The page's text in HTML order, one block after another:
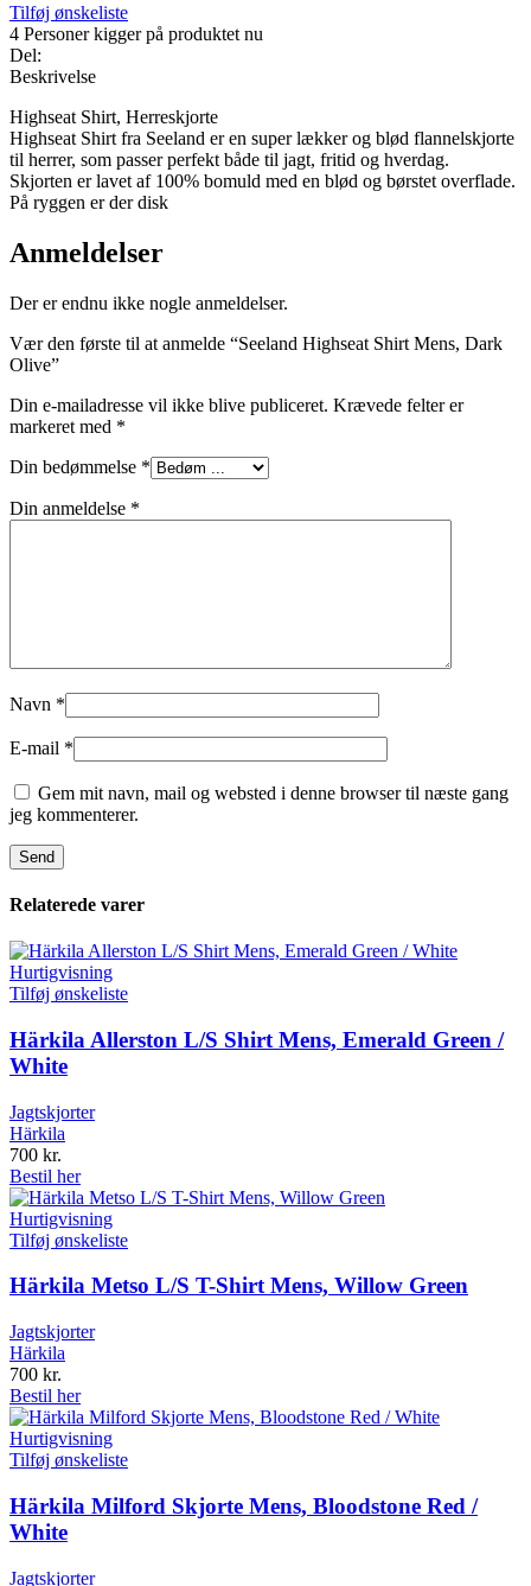
Tilføj ønskeliste
4 Personer kigger på produktet nu
Del:
Beskrivelse
Highseat Shirt, Herreskjorte
Highseat Shirt fra Seeland er en super lækker og blød flannelskjorte
til herrer, som passer perfekt både til jagt, fritid og hverdag.
Skjorten er lavet af 100% bomuld med en blød og børstet overflade.
På ryggen er der disk
Anmeldelser
Der er endnu ikke nogle anmeldelser.
Vær den første til at anmelde “Seeland Highseat Shirt Mens, Dark
Olive”
Din e-mailadresse vil ikke blive publiceret. Krævede felter er
markeret med *
Din bedømmelse *
Din anmeldelse *
Navn *
E-mail *
Gem mit navn, mail og websted i denne browser til næste gang
jeg kommenterer.
Relaterede varer
Hurtigvisning
Tilføj ønskeliste
Härkila Allerston L/S Shirt Mens, Emerald Green /
White
Jagtskjorter
Härkila
700 kr.
Bestil her
Hurtigvisning
Tilføj ønskeliste
Härkila Metso L/S T-Shirt Mens, Willow Green
Jagtskjorter
Härkila
700 kr.
Bestil her
Hurtigvisning
Tilføj ønskeliste
Härkila Milford Skjorte Mens, Bloodstone Red /
White
Jagtskjorter